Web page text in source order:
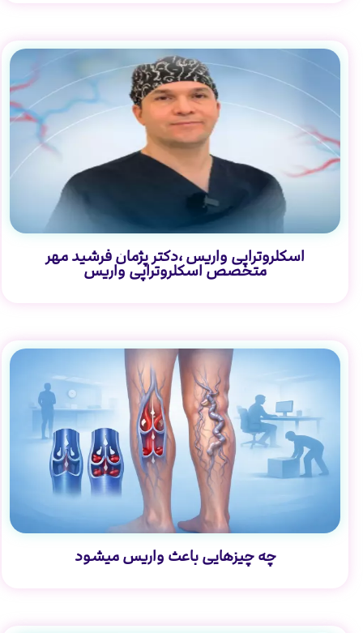
اسکلروتراپی واریس ،دکتر پژمان فرشید مهر
متخصص اسکلروتراپی واریس
چه چیزهایی باعث واریس میشود